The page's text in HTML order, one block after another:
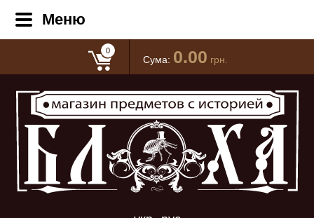
0
Сума: 0.00 грн.
Меню